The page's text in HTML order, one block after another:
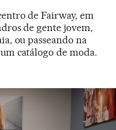
de Fairway, em
de gente jovem,
ou passeando na
catálogo de moda.